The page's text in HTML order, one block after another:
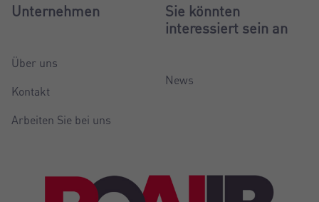
Unternehmen
Über uns
Kontakt
Arbeiten Sie bei uns
Sie könnten
interessiert sein an
News